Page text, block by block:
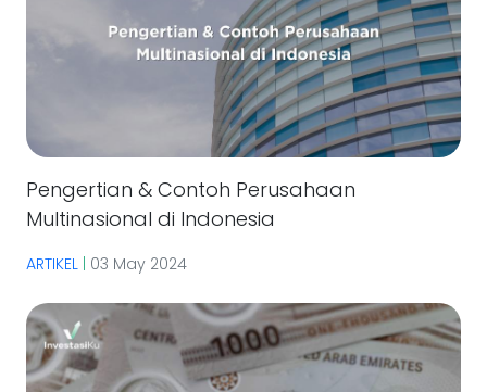
Pengertian & Contoh Perusahaan
Multinasional di Indonesia
ARTIKEL 03 May 2024